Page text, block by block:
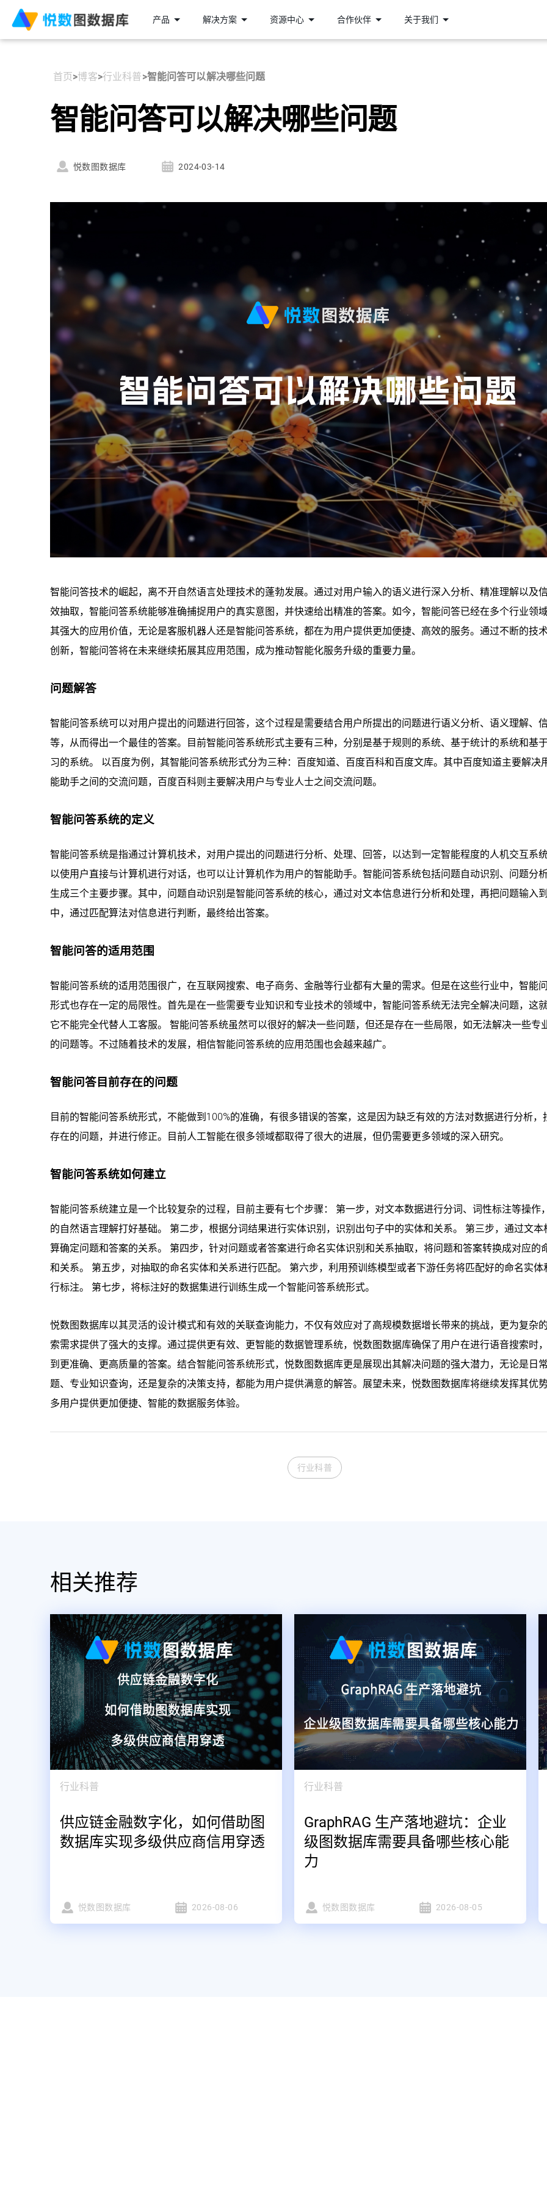
产品 解决方案 资源中心 合作伙伴 关于我们
首页>博客>行业科普>智能问答可以解决哪些问题
智能问答可以解决哪些问题
悦数图数据库 2024-03-14
智能问答技术的崛起，离不开自然语言处理技术的蓬勃发展。通过对用户输入的语义进行深入分析、精准理解以及
效抽取，智能问答系统能够准确捕捉用户的真实意图，并快速给出精准的答案。如今，智能问答已经在多个行业领
其强大的应用价值，无论是客服机器人还是智能问答系统，都在为用户提供更加便捷、高效的服务。通过不断的技
创新，智能问答将在未来继续拓展其应用范围，成为推动智能化服务升级的重要力量。
问题解答
智能问答系统可以对用户提出的问题进行回答，这个过程是需要结合用户所提出的问题进行语义分析、语义理解、
等，从而得出一个最佳的答案。目前智能问答系统形式主要有三种，分别是基于规则的系统、基于统计的系统和基
习的系统。 以百度为例，其智能问答系统形式分为三种：百度知道、百度百科和百度文库。其中百度知道主要解决
能助手之间的交流问题，百度百科则主要解决用户与专业人士之间交流问题。
智能问答系统的定义
智能问答系统是指通过计算机技术，对用户提出的问题进行分析、处理、回答，以达到一定智能程度的人机交互系
以使用户直接与计算机进行对话，也可以让计算机作为用户的智能助手。智能问答系统包括问题自动识别、问题分
生成三个主要步骤。其中，问题自动识别是智能问答系统的核心，通过对文本信息进行分析和处理，再把问题输入
中，通过匹配算法对信息进行判断，最终给出答案。
智能问答的适用范围
智能问答系统的适用范围很广，在互联网搜索、电子商务、金融等行业都有大量的需求。但是在这些行业中，智能
形式也存在一定的局限性。首先是在一些需要专业知识和专业技术的领域中，智能问答系统无法完全解决问题，这
它不能完全代替人工客服。 智能问答系统虽然可以很好的解决一些问题，但还是存在一些局限，如无法解决一些专
的问题等。不过随着技术的发展，相信智能问答系统的应用范围也会越来越广。
智能问答目前存在的问题
目前的智能问答系统形式，不能做到100%的准确，有很多错误的答案，这是因为缺乏有效的方法对数据进行分析，
存在的问题，并进行修正。目前人工智能在很多领域都取得了很大的进展，但仍需要更多领域的深入研究。
智能问答系统如何建立
智能问答系统建立是一个比较复杂的过程，目前主要有七个步骤： 第一步，对文本数据进行分词、词性标注等操作
的自然语言理解打好基础。 第二步，根据分词结果进行实体识别，识别出句子中的实体和关系。 第三步，通过文本
算确定问题和答案的关系。 第四步，针对问题或者答案进行命名实体识别和关系抽取，将问题和答案转换成对应的
和关系。 第五步，对抽取的命名实体和关系进行匹配。 第六步，利用预训练模型或者下游任务将匹配好的命名实体
行标注。 第七步，将标注好的数据集进行训练生成一个智能问答系统形式。
悦数图数据库以其灵活的设计模式和有效的关联查询能力，不仅有效应对了高规模数据增长带来的挑战，更为复杂
索需求提供了强大的支撑。通过提供更有效、更智能的数据管理系统，悦数图数据库确保了用户在进行语音搜索时
到更准确、更高质量的答案。结合智能问答系统形式，悦数图数据库更是展现出其解决问题的强大潜力，无论是日
题、专业知识查询，还是复杂的决策支持，都能为用户提供满意的解答。展望未来，悦数图数据库将继续发挥其优
多用户提供更加便捷、智能的数据服务体验。
行业科普
相关推荐
行业科普
供应链金融数字化，如何借助图
数据库实现多级供应商信用穿透
悦数图数据库 2026-08-06
行业科普
GraphRAG 生产落地避坑：企业
级图数据库需要具备哪些核心能
力
悦数图数据库 2026-08-05